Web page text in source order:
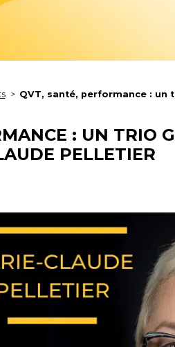
QVT, santé, performance : un
: UN TRIO
PELLETIER